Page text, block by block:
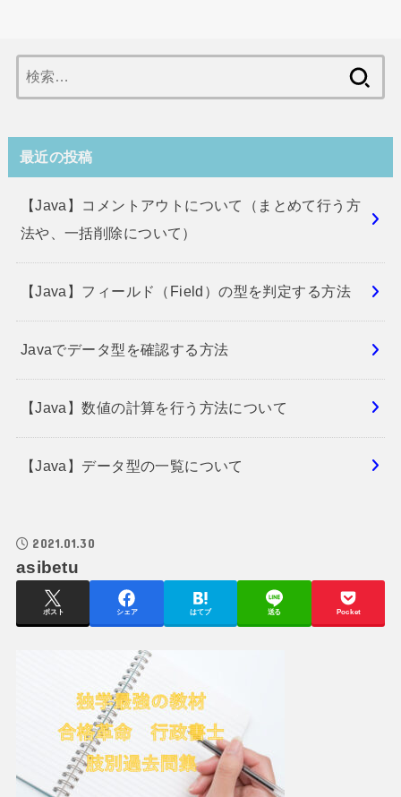
索:
最近の投稿
【Java】コメントアウトについて（まとめて行う方
法や、一括削除について）
【Java】フィールド（Field）の型を判定する方法
Javaでデータ型を確認する方法
【Java】数値の計算を行う方法について
【Java】データ型の一覧について
2021.01.30
asibetu
ポスト シェア はてブ 送る Pocket